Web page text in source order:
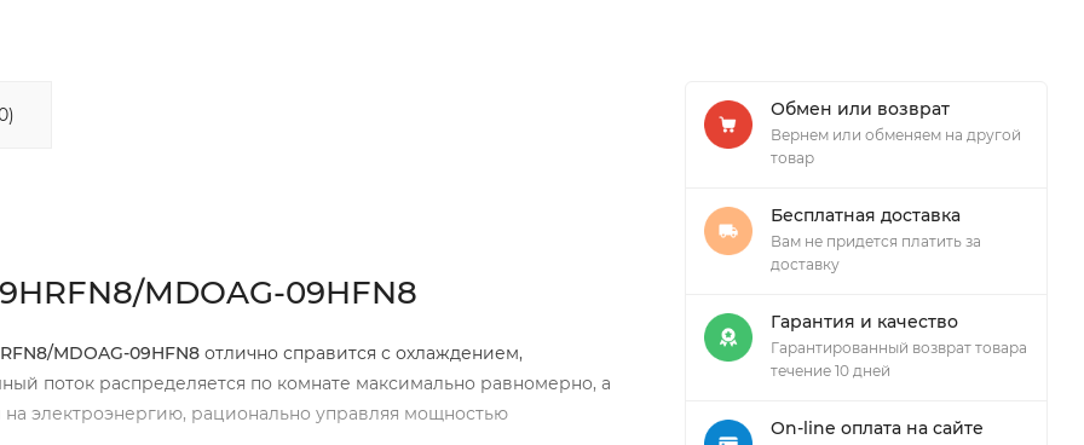
MDOAG-09HFN8
MDOAG-09HFN8 отлично справится с охлаждением,
поток распределяется по комнате максимально равномерно, а
электроэнергию, рационально управляя мощностью
Обмен или возврат
Вернем или обменяем на другой
товар
Бесплатная доставка
Вам не придется платить за
доставку
Гарантия и качество
Гарантированный возврат товара
течение 10 дней
On-line оплата на сайте